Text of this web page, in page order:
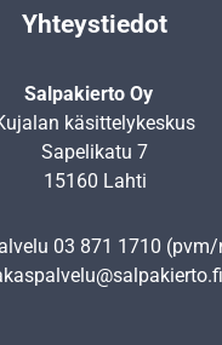
Yhteystiedot
Salpakierto Oy
käsittelykeskus
Sapelikatu 7
15160 Lahti
03 871 1710